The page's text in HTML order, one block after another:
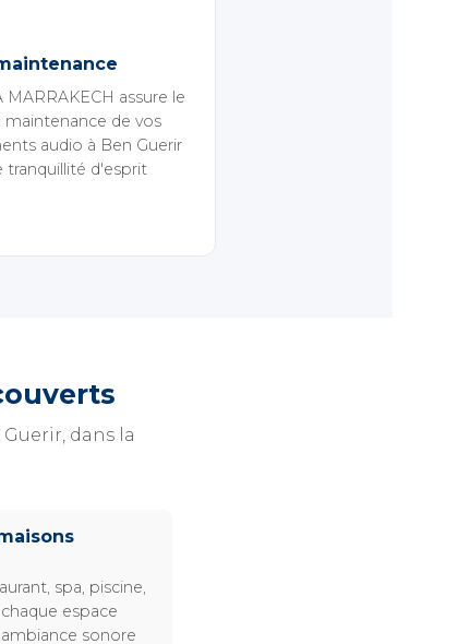
MARRAKECH assure le
maintenance de vos
audio à Ben Guerir
tranquillité d'esprit
dans la
spa, piscine,
espace
sonore